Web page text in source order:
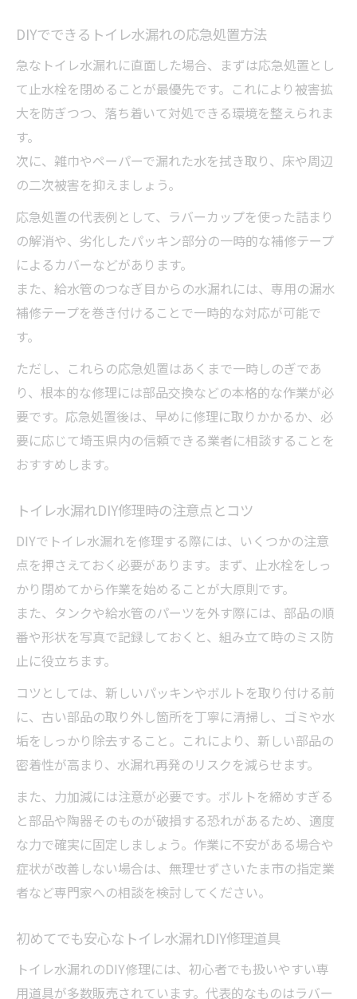
DIYでできるトイレ水漏れの応急処置方法
急なトイレ水漏れに直面した場合、まずは応急処置とし
て止水栓を閉めることが最優先です。これにより被害拡
大を防ぎつつ、落ち着いて対処できる環境を整えられま
す。
次に、雑巾やペーパーで漏れた水を拭き取り、床や周辺
の二次被害を抑えましょう。
応急処置の代表例として、ラバーカップを使った詰まり
の解消や、劣化したパッキン部分の一時的な補修テープ
によるカバーなどがあります。
また、給水管のつなぎ目からの水漏れには、専用の漏水
補修テープを巻き付けることで一時的な対応が可能で
す。
ただし、これらの応急処置はあくまで一時しのぎであ
り、根本的な修理には部品交換などの本格的な作業が必
要です。応急処置後は、早めに修理に取りかかるか、必
要に応じて埼玉県内の信頼できる業者に相談することを
おすすめします。
トイレ水漏れDIY修理時の注意点とコツ
DIYでトイレ水漏れを修理する際には、いくつかの注意
点を押さえておく必要があります。まず、止水栓をしっ
かり閉めてから作業を始めることが大原則です。
また、タンクや給水管のパーツを外す際には、部品の順
番や形状を写真で記録しておくと、組み立て時のミス防
止に役立ちます。
コツとしては、新しいパッキンやボルトを取り付ける前
に、古い部品の取り外し箇所を丁寧に清掃し、ゴミや水
垢をしっかり除去すること。これにより、新しい部品の
密着性が高まり、水漏れ再発のリスクを減らせます。
また、力加減には注意が必要です。ボルトを締めすぎる
と部品や陶器そのものが破損する恐れがあるため、適度
な力で確実に固定しましょう。作業に不安がある場合や
症状が改善しない場合は、無理せずさいたま市の指定業
者など専門家への相談を検討してください。
初めてでも安心なトイレ水漏れDIY修理道具
トイレ水漏れのDIY修理には、初心者でも扱いやすい専
用道具が多数販売されています。代表的なものはラバー